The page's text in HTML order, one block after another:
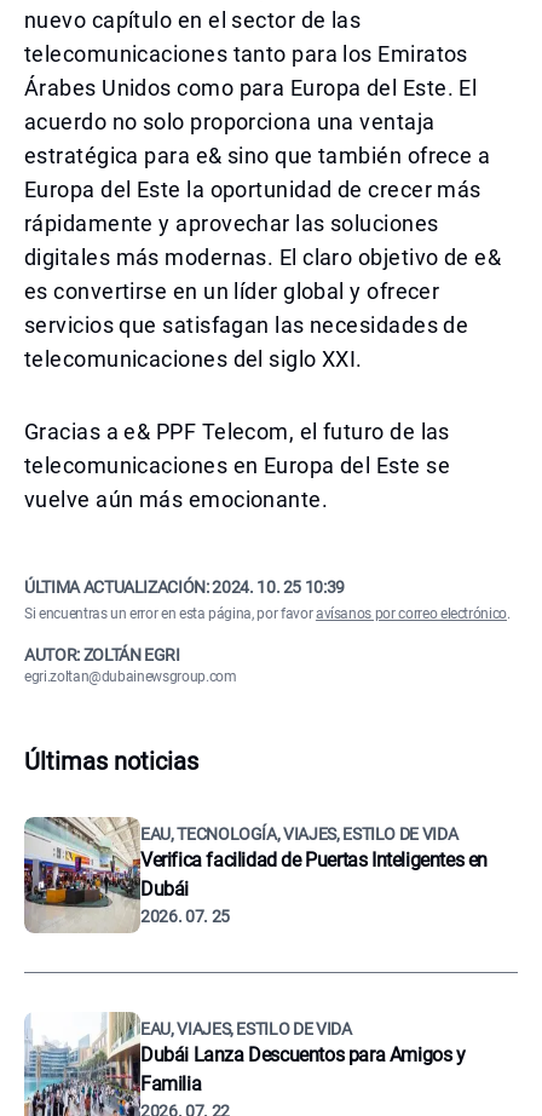
nuevo capítulo en el sector de las
telecomunicaciones tanto para los Emiratos
Árabes Unidos como para Europa del Este. El
acuerdo no solo proporciona una ventaja
estratégica para e& sino que también ofrece a
Europa del Este la oportunidad de crecer más
rápidamente y aprovechar las soluciones
digitales más modernas. El claro objetivo de e&
es convertirse en un líder global y ofrecer
servicios que satisfagan las necesidades de
telecomunicaciones del siglo XXI.
Gracias a e& PPF Telecom, el futuro de las
telecomunicaciones en Europa del Este se
vuelve aún más emocionante.
ÚLTIMA ACTUALIZACIÓN:2024. 10. 25 10:39
Si encuentras un error en esta página, por favoravísanos por correo electrónico.
AUTOR: ZOLTÁN EGRI
egri.zoltan@dubainewsgroup.com
Últimas noticias
EAU, TECNOLOGÍA, VIAJES, ESTILO DE VIDA
Verifica facilidad de Puertas Inteligentes en
Dubái
2026. 07. 25
EAU, VIAJES, ESTILO DE VIDA
Dubái Lanza Descuentos para Amigos y
Familia
2026. 07. 22